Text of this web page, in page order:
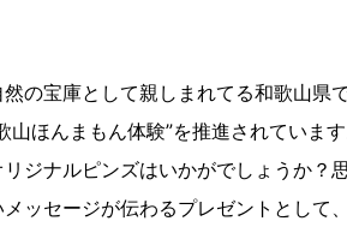
の宝庫として親しまれてる和歌山県
ほんまもん体験”を推進されています
ジナルピンズはいかがでしょうか？
ッセージが伝わるプレゼントとして